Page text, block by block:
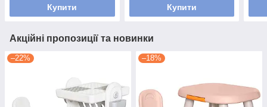
Купити Купити
Акційні пропозиції та новинки
–22% –18%